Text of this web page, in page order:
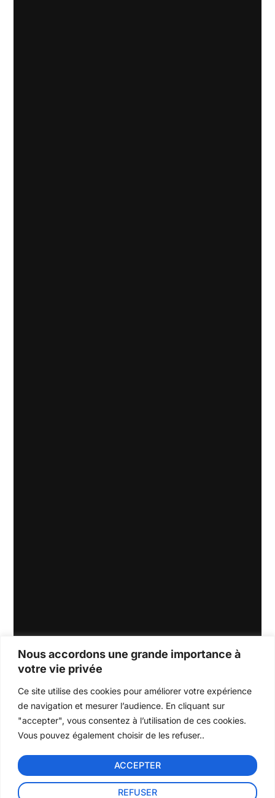
Nous accordons une grande importance à
votre vie privée
Ce site utilise des cookies pour améliorer votre expérience
de navigation et mesurer l’audience. En cliquant sur
"accepter", vous consentez à l’utilisation de ces cookies.
Vous pouvez également choisir de les refuser..
REFUSER
ACCEPTER
Mathe
matical
Science
s
Lorem
ipsum
dolor sit
amet,
consectet
ur
elit.
READ
Health
&
s
Lorem
ipsum
dolor sit
amet,
consectet
ur
adipiscing
elit.
READ
MORE
Laws
Lorem
amet,
consectet
adipiscing
elit.
MORE